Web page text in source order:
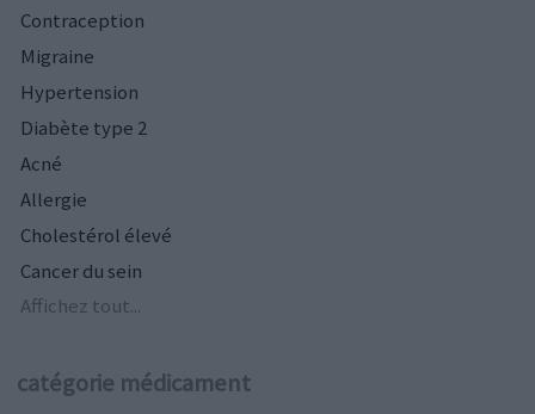
Contraception
Migraine
Hypertension
Diabète type 2
Acné
Allergie
Cholestérol élevé
Cancer du sein
Affichez tout...
catégorie médicament